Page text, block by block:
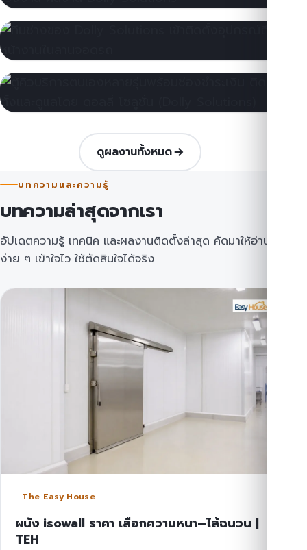
ระบบจอดรถอัจฉริยะ พร้อมกล้อง LPR
ศูนย์การค้า · กรุงเทพฯ
ประตูอัตโนมัติความเร็วสูง สำหรับโรงงาน
โรงงานอุตสาหกรรม · สมุทรปราการ
ทีมวิศวกรเข้าติดตั้งและดูแลถึงหน้างาน
Q Natural · ระบบคิว
ตู้คิวบริการตนเองและจอแสดงผล
ศูนย์บริการ · นนทบุรี
ดูผลงานทั้งหมด
บทความและความรู้
บทความล่าสุดจากเรา
อัปเดตความรู้ เทคนิค และผลงานติดตั้งล่าสุด คัดมาให้อ่าน
ง่าย ๆ เข้าใจไว ใช้ตัดสินใจได้จริง
The Easy House
ผนัง isowall ราคา เลือกความหนา–ไส้ฉนวน |
TEH